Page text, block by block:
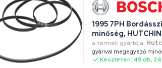
1995 7PH
minőség,
a termék gyártója:
gyárival megegyező
Készleten: 49 db,